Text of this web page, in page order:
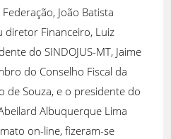
João Batista
diretor Financeiro, Luiz
do SINDOJUS-MT, Jaime
do Conselho Fiscal da
de Souza, e o presidente do
Albuquerque Lima
on-line, fizeram-se